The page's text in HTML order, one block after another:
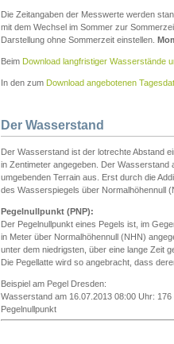
Die Zeitangaben der Messwerte werden
mit dem Wechsel im Sommer zur
Darstellung ohne Sommerzeit einstellen.
Beim Download langfristiger Wasserstände
In den zum Download angebotenen
Der Wasserstand
Der Wasserstand ist der lotrechte Abstand
in Zentimeter angegeben. Der
umgebenden Terrain aus. Erst durch die
des Wasserspiegels über Normalhöhennull
Pegelnullpunkt (PNP):
Der Pegelnullpunkt eines Pegels ist, im
in Meter über Normalhöhennull (NHN)
unter dem niedrigsten, über eine lange Zeit
Die Pegellatte wird so angebracht, dass
Beispiel am Pegel Dresden:
Wasserstand am 16.07.2013 08:00 Uhr: 176
Pegelnullpunkt